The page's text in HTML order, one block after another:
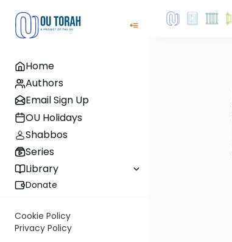
Home
Authors
Email Sign Up
OU Holidays
Shabbos
Series
Library
Donate
Cookie Policy
Privacy Policy